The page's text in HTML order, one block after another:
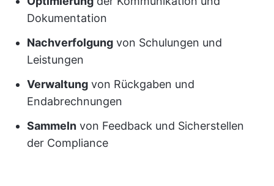
Dokumentation
Nachverfolgung von Schulungen und
Leistungen
Verwaltung von Rückgaben und
Endabrechnungen
Sammeln von Feedback und Sicherstellen
der Compliance